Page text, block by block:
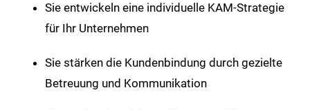
Sie entwickeln eine individuelle KAM-Strategie
für Ihr Unternehmen
Sie stärken die Kundenbindung durch gezielte
Betreuung und Kommunikation